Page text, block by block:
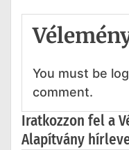
You must be
comment.
Iratkozzon fel a
Alapítvány